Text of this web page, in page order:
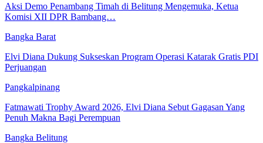
Aksi Demo Penambang Timah di Belitung Mengemuka, Ketua
Komisi XII DPR Bambang…
Bangka Barat
Elvi Diana Dukung Sukseskan Program Operasi Katarak Gratis PDI
Perjuangan
Pangkalpinang
Fatmawati Trophy Award 2026, Elvi Diana Sebut Gagasan Yang
Penuh Makna Bagi Perempuan
Bangka Belitung